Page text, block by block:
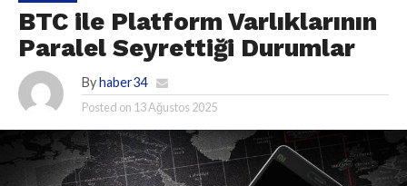
BTC ile Platform Varlıklarının
Paralel Seyrettiği Durumlar
By haber34
Posted on 13 Ağustos 2025